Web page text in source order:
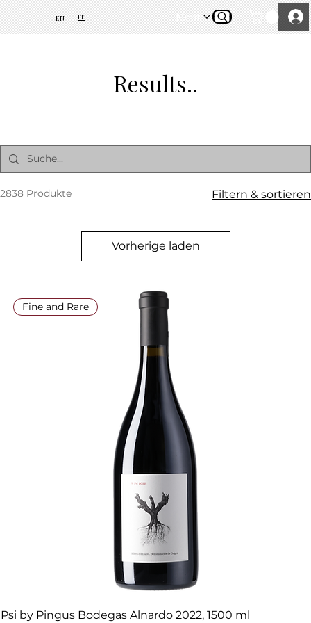
EN IT Menü
Results..
2838 Produkte Filtern & sortieren
Vorherige laden
Fine and Rare
Psi by Pingus Bodegas Alnardo 2022, 1500 ml